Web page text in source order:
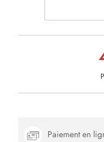
Paiement en